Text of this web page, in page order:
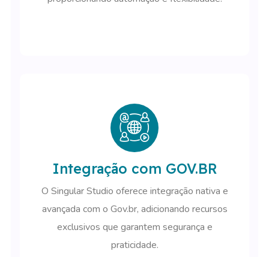
Integração com GOV.BR
O Singular Studio oferece integração nativa e
avançada com o Gov.br, adicionando recursos
exclusivos que garantem segurança e
praticidade.